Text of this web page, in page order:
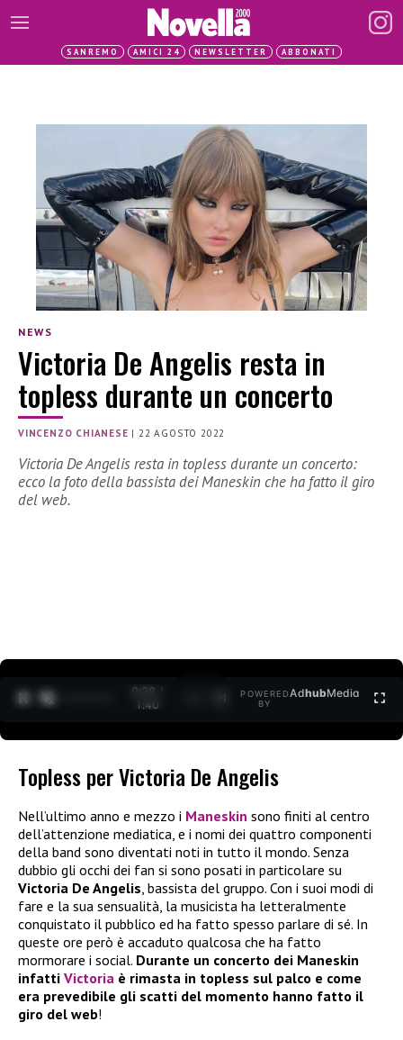
SANREMO AMICI 24 NEWSLETTER ABBONATI
NEWS
Victoria De Angelis resta in
topless durante un concerto
VINCENZO CHIANESE |22 AGOSTO 2022
Victoria De Angelis resta in topless durante un concerto:
ecco la foto della bassista dei Maneskin che ha fatto il giro
del web.
0:30 /
1:40
POWERED
BY
AdhubMedia
Topless per Victoria De Angelis
Nell’ultimo anno e mezzo i Maneskin sono finiti al centro
dell’attenzione mediatica, e i nomi dei quattro componenti
della band sono diventati noti in tutto il mondo. Senza
dubbio gli occhi dei fan si sono posati in particolare su
Victoria De Angelis, bassista del gruppo. Con i suoi modi di
fare e la sua sensualità, la musicista ha letteralmente
conquistato il pubblico ed ha fatto spesso parlare di sé. In
queste ore però è accaduto qualcosa che ha fatto
mormorare i social. Durante un concerto dei Maneskin
infatti Victoria è rimasta in topless sul palco e come
era prevedibile gli scatti del momento hanno fatto il
giro del web!